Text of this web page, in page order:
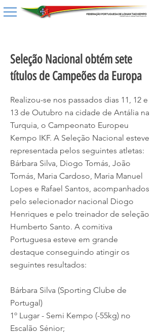
Seleção Nacional obtém sete
títulos de Campeões da Europa
Realizou-se nos passados dias 11, 12 e
13 de Outubro na cidade de Antália na
Turquia, o Campeonato Europeu
Kempo IKF. A Seleção Nacional esteve
representada pelos seguintes atletas:
Bárbara Silva, Diogo Tomás, João
Tomás, Maria Cardoso, Maria Manuel
Lopes e Rafael Santos, acompanhados
pelo selecionador nacional Diogo
Henriques e pelo treinador de seleção
Humberto Santo. A comitiva
Portuguesa esteve em grande
destaque conseguindo atingir os
seguintes resultados:
Bárbara Silva (Sporting Clube de
Portugal)
1º Lugar - Semi Kempo (-55kg) no
Escalão Sénior;